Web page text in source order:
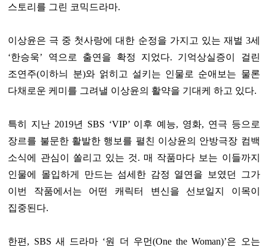
스토리를 그린 코믹드라마.
이상윤은 극 중 첫사랑에 대한 순정을 가지고 있는 재벌 3세
‘한승욱’ 역으로 출연을 확정 지었다. 기억상실증이 걸린
조연주(이하늬 분)와 얽히고 설키는 인물로 순애보는 물론
다채로운 케미를 그려낼 이상윤의 활약을 기대케 하고 있다.
특히 지난 2019년 SBS ‘VIP’ 이후 예능, 영화, 연극 등으로
장르를 불문한 활발한 행보를 펼친 이상윤의 안방극장 컴백
소식에 관심이 쏠리고 있는 것. 매 작품마다 보는 이들까지
인물에 몰입하게 만드는 섬세한 감정 열연을 보였던 그가
이번 작품에서는 어떤 캐릭터 변신을 선보일지 이목이
집중된다.
한편, SBS 새 드라마 ‘원 더 우먼(One the Woman)’은 오는